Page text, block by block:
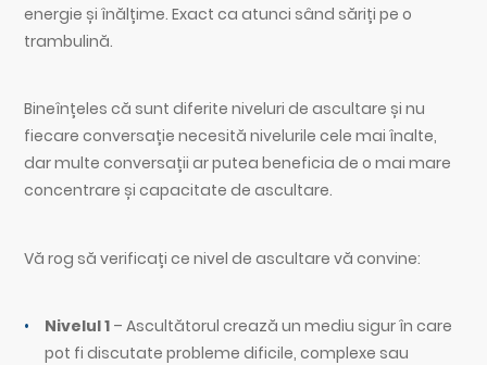
energie și înălțime. Exact ca atunci sând săriți pe o
trambulină.
Bineînțeles că sunt diferite niveluri de ascultare și nu
fiecare conversație necesită nivelurile cele mai înalte,
dar multe conversații ar putea beneficia de o mai mare
concentrare și capacitate de ascultare.
Vă rog să verificați ce nivel de ascultare vă convine:
Nivelul 1– Ascultătorul crează un mediu sigur în care
pot fi discutate probleme dificile, complexe sau